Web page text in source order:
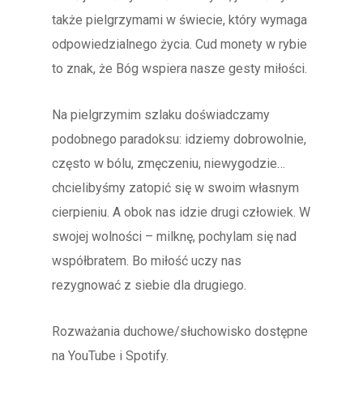
także pielgrzymami w świecie, który wymaga
odpowiedzialnego życia. Cud monety w rybie
to znak, że Bóg wspiera nasze gesty miłości.
Na pielgrzymim szlaku doświadczamy
podobnego paradoksu: idziemy dobrowolnie,
często w bólu, zmęczeniu, niewygodzie…
chcielibyśmy zatopić się w swoim własnym
cierpieniu. A obok nas idzie drugi człowiek. W
swojej wolności – milknę, pochylam się nad
współbratem. Bo miłość uczy nas
rezygnować z siebie dla drugiego.
Rozważania duchowe/słuchowisko dostępne
na YouTube i Spotify.